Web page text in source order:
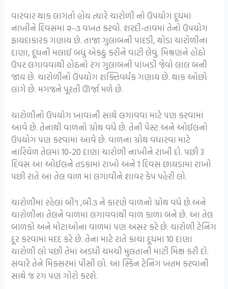
વારંવાર થાક લાગતો હોય ત્યારે ચારોળી નો ઉપયોગ દૂધમાં
નાખીને દિવસમાં ૨-૩ વખત કરવો. શરદી-તાવમાં તેનો ઉપયોગ
ફાયદાકારક ગણાય છે. તાજા ગુલાબની પાંદડી, થોડા ચારોળીના
દાણા, દૂધની મલાઈ બધું એકઠું કરીને વાટી લેવું. મિશ્રણને હોઠો
ઉપર લગાવવાથી હોઠનો રંગ ગુલાબની પાંખડી જેવો લાલ બની
જાય છે. ચારોળીનો ઉપયોગ શક્તિવર્ધક ગણાય છે. થાક ઓછો
લાગે છે. મગજને પૂરતી ઊર્જા મળે છે.
ચારોળીનો ઉપયોગ ખાવાની સાથે લગાવવા માટે પણ કરવામાં
આવે છે. તેનાથી વાળનો ગ્રોથ વધે છે. તેની પેસ્ટ અને ઓઈલનો
ઉપયોગ પણ કરવામાં આવે છે. વાળના ગ્રોથ વધારવા માટે
નારિયેળ તેલમાં 10-20 દાણા ચારોળી નાખીને રાખી દો. પછી 3
દિવસ આ ઓઈલને તડકામાં રાખો અને 1 દિવસ છાયડામાં રાખો
પછી રાતે આ તેલ વાળ માં લગાવીને શાવર કેપ પહેરી લો.
ચારોળીમાં રહેલાં બી૧ ,બી૩ ને કારણે વાળનો ગ્રોથ વધે છે.અને
ચારોળીના તેલને વાળમાં લગાવવાથી વાળ કાળા બને છે. આ તેલ
બાળકો અને મોટાઓના વાળમાં પણ અસર કરે છે. ચારોળી ટેનિંગ
દૂર કરવામાં મદદ કરે છે. તેના માટે રાતે કાચા દૂધમાં 10 દાણા
ચારોળી લો પછી તેમાં અડધી ચમચી મુલતાની માટી મિક્ષ કરી દો.
સવારે તેને મિક્સરમાં પીસી લો. આ સ્કિન ટેનિંગ ખતમ કરવાની
સાથે જ રંગ પણ ગોરો કરશે.